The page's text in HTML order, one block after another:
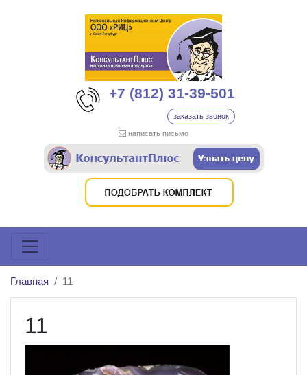
+7 (812) 31-39-501
заказать звонок
написать письмо
Главная 11
11